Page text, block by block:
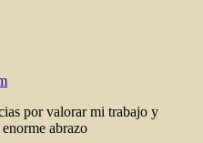
por valorar mi trabajo y
abrazo